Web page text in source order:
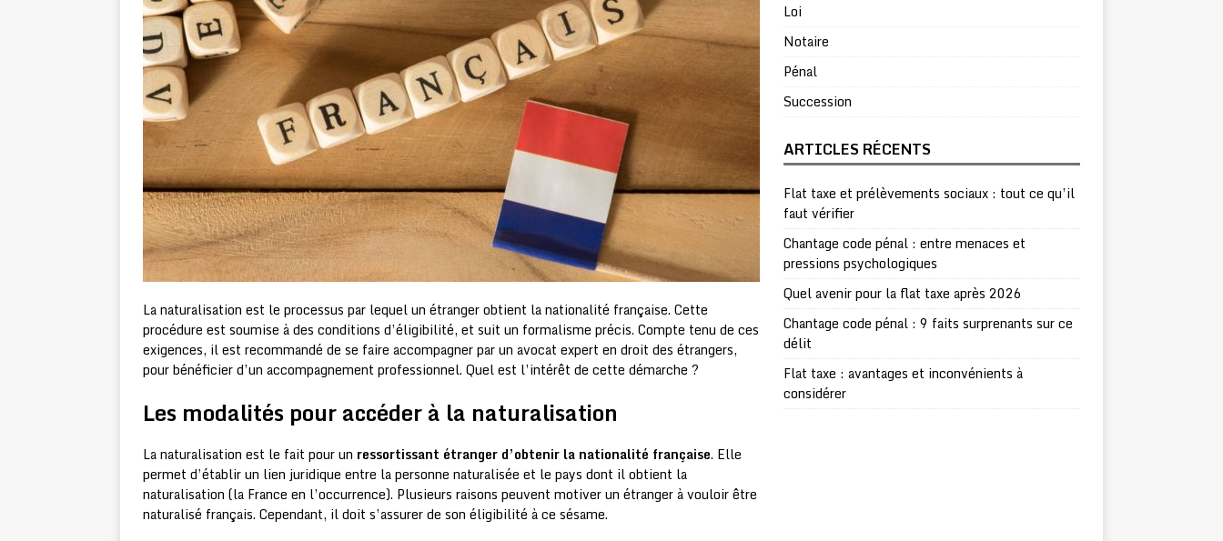
La naturalisation est le processus par lequel un étranger obtient la nationalité française. Cette
procédure est soumise à des conditions d’éligibilité, et suit un formalisme précis. Compte tenu de ces
exigences, il est recommandé de se faire accompagner par un avocat expert en droit des étrangers,
pour bénéficier d’un accompagnement professionnel. Quel est l’intérêt de cette démarche ?
Les modalités pour accéder à la naturalisation
La naturalisation est le fait pour un ressortissant étranger d’obtenir la nationalité française. Elle
permet d’établir un lien juridique entre la personne naturalisée et le pays dont il obtient la
naturalisation (la France en l’occurrence). Plusieurs raisons peuvent motiver un étranger à vouloir être
naturalisé français. Cependant, il doit s’assurer de son éligibilité à ce sésame.
Loi
Notaire
Pénal
Succession
ARTICLES RÉCENTS
Flat taxe et prélèvements sociaux : tout ce qu’il
faut vérifier
Chantage code pénal : entre menaces et
pressions psychologiques
Quel avenir pour la flat taxe après 2026
Chantage code pénal : 9 faits surprenants sur ce
délit
Flat taxe : avantages et inconvénients à
considérer